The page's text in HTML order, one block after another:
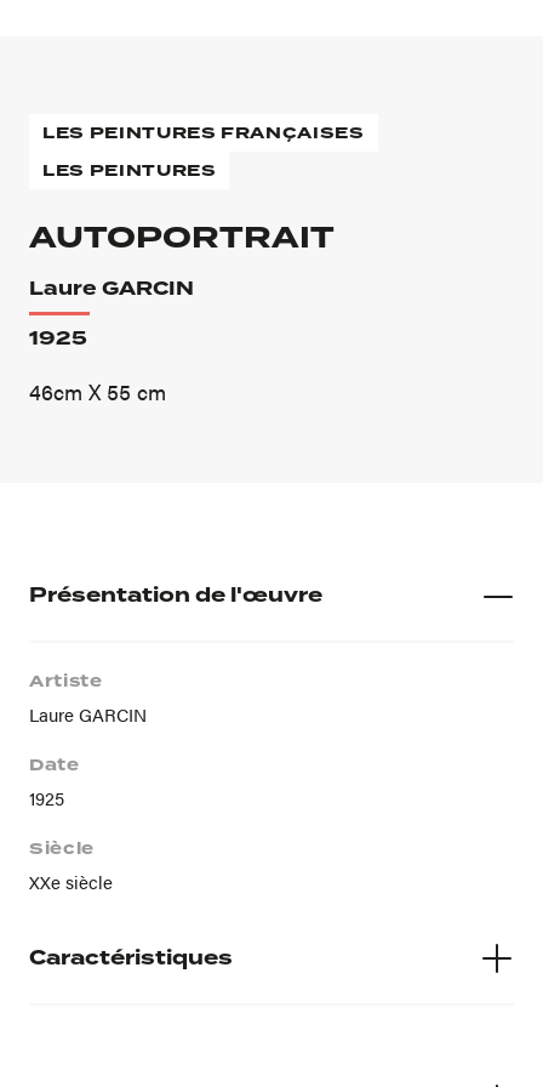
LES PEINTURES FRANÇAISES
LES PEINTURES
AUTOPORTRAIT
Laure GARCIN
1925
46cm X 55 cm
Présentation de l'œuvre
Artiste
Laure GARCIN
Date
1925
Siècle
XXe siècle
Caractéristiques